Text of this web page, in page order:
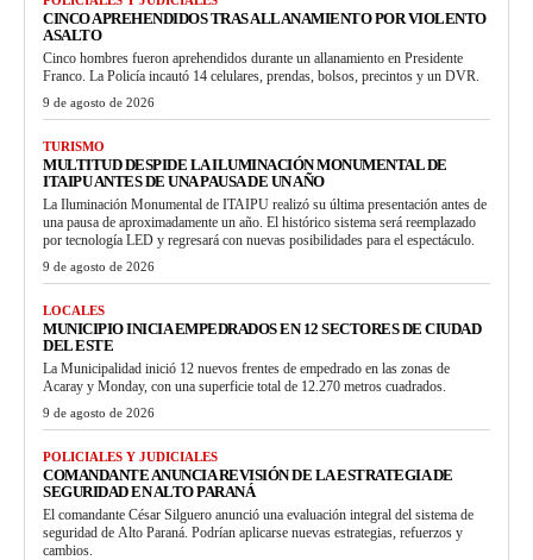
CINCO APREHENDIDOS TRAS ALLANAMIENTO POR VIOLENTO
ASALTO
Cinco hombres fueron aprehendidos durante un allanamiento en Presidente
Franco. La Policía incautó 14 celulares, prendas, bolsos, precintos y un DVR.
9 de agosto de 2026
TURISMO
MULTITUD DESPIDE LA ILUMINACIÓN MONUMENTAL DE
ITAIPU ANTES DE UNA PAUSA DE UN AÑO
La Iluminación Monumental de ITAIPU realizó su última presentación antes de
una pausa de aproximadamente un año. El histórico sistema será reemplazado
por tecnología LED y regresará con nuevas posibilidades para el espectáculo.
9 de agosto de 2026
LOCALES
MUNICIPIO INICIA EMPEDRADOS EN 12 SECTORES DE CIUDAD
DEL ESTE
La Municipalidad inició 12 nuevos frentes de empedrado en las zonas de
Acaray y Monday, con una superficie total de 12.270 metros cuadrados.
9 de agosto de 2026
POLICIALES Y JUDICIALES
COMANDANTE ANUNCIA REVISIÓN DE LA ESTRATEGIA DE
SEGURIDAD EN ALTO PARANÁ
El comandante César Silguero anunció una evaluación integral del sistema de
seguridad de Alto Paraná. Podrían aplicarse nuevas estrategias, refuerzos y
cambios.